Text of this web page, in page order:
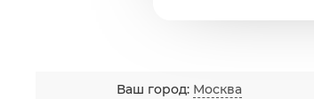
Ваш город: Москва